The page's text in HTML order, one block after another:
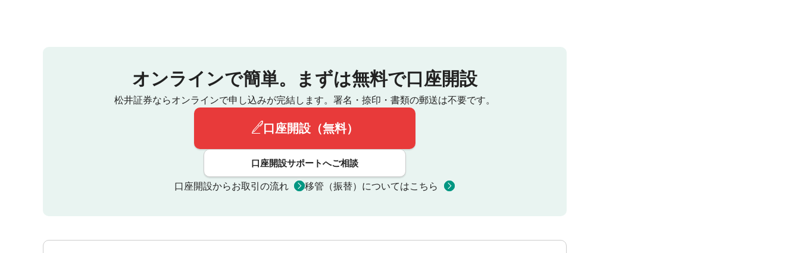
オンラインで簡単。 まずは無料で口座開設
松井証券ならオンラインで申し込みが完結します。 署名・捺印・書類の郵送は不要です。
口座開設（無料）
口座開設サポートへご相談
口座開設からお取引の流れ 移管（振替）についてはこちら